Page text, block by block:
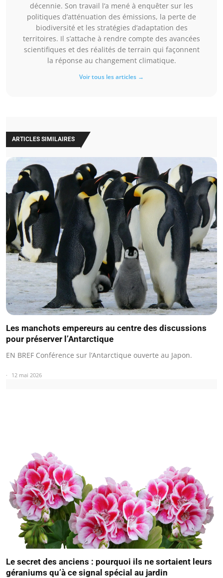
décennie. Son travail l’a mené à enquêter sur les
politiques d’atténuation des émissions, la perte de
biodiversité et les stratégies d’adaptation des
territoires. Il s’attache à rendre compte des avancées
scientifiques et des réalités de terrain qui façonnent
la réponse au changement climatique.
Voir tous les articles →
ARTICLES SIMILAIRES
Les manchots empereurs au centre des discussions
pour préserver l’Antarctique
EN BREF Conférence sur l’Antarctique ouverte au Japon.
12 mai 2026
Le secret des anciens : pourquoi ils ne sortaient leurs
géraniums qu’à ce signal spécial au jardin